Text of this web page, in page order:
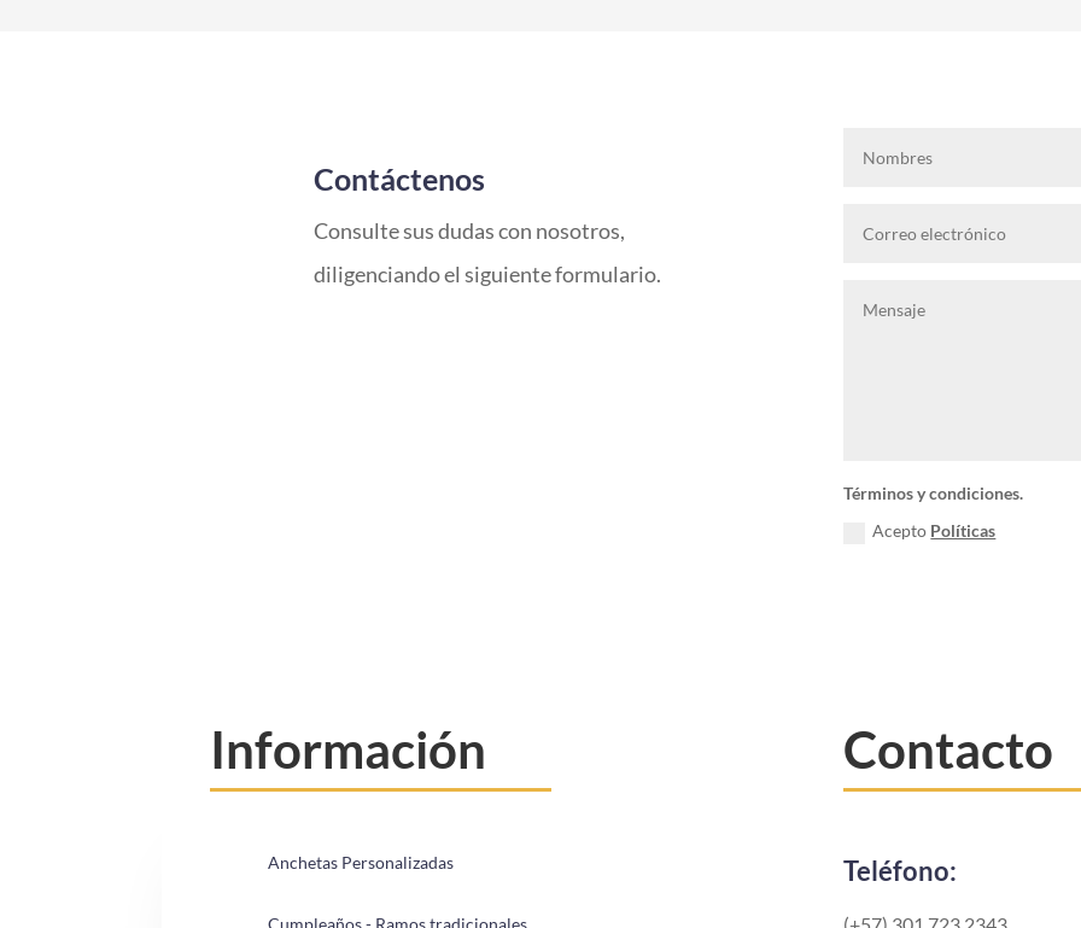
Contáctenos
Consulte sus dudas con nosotros,
diligenciando el siguiente formulario.
Términos y condiciones.
Acepto Políticas
Información
Anchetas Personalizadas
Cumpleaños - Ramos tradicionales
Contacto
Teléfono: